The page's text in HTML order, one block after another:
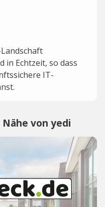
in Echtzeit, so dass
IT-
von yedi